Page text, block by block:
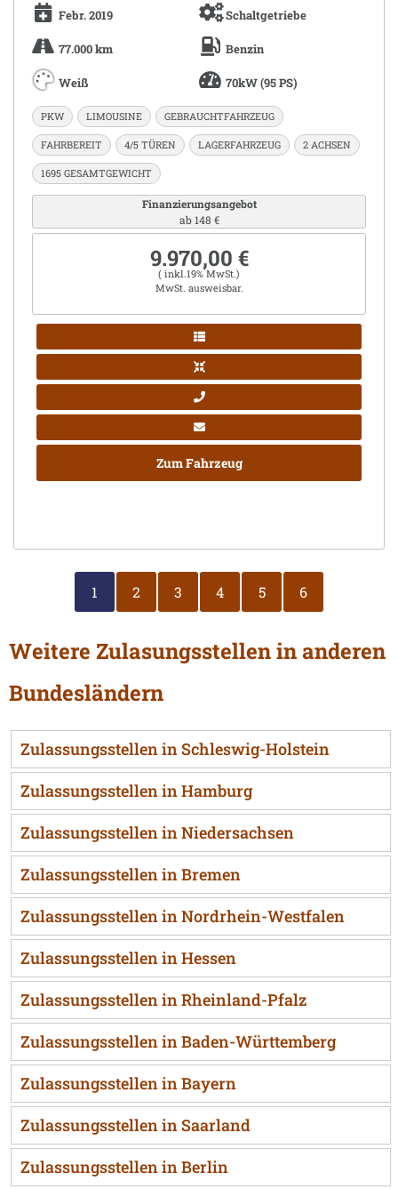
Febr. 2019 Schaltgetriebe
77.000 km Benzin
Weiß 70kW (95 PS)
PKW LIMOUSINE GEBRAUCHTFAHRZEUG
FAHRBEREIT 4/5 TÜREN LAGERFAHRZEUG 2 ACHSEN
1695 GESAMTGEWICHT
Finanzierungsangebot
ab 148 €
9.970,00 €
( inkl.19% MwSt.)
MwSt. ausweisbar.
Zum Fahrzeug
1 2 3 4 5 6
Weitere Zulasungsstellen in anderen
Bundesländern
Zulassungsstellen in Schleswig-Holstein
Zulassungsstellen in Hamburg
Zulassungsstellen in Niedersachsen
Zulassungsstellen in Bremen
Zulassungsstellen in Nordrhein-Westfalen
Zulassungsstellen in Hessen
Zulassungsstellen in Rheinland-Pfalz
Zulassungsstellen in Baden-Württemberg
Zulassungsstellen in Bayern
Zulassungsstellen in Saarland
Zulassungsstellen in Berlin